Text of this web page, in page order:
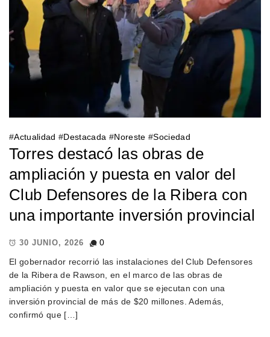
#Actualidad #Destacada #Noreste #Sociedad
Torres destacó las obras de
ampliación y puesta en valor del
Club Defensores de la Ribera con
una importante inversión provincial
30 JUNIO, 2026
0
El gobernador recorrió las instalaciones del Club Defensores
de la Ribera de Rawson, en el marco de las obras de
ampliación y puesta en valor que se ejecutan con una
inversión provincial de más de $20 millones. Además,
confirmó que […]